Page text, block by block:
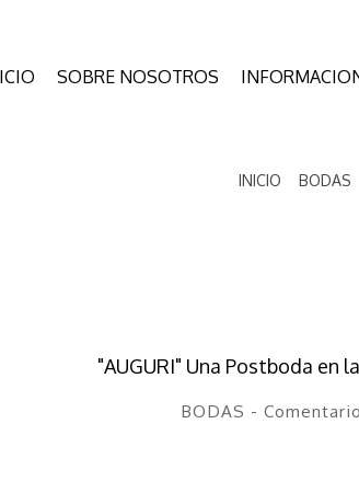
SOBRE NOSOTROS
INICIO BODAS
"AUGURI" Una Postboda en
BODAS -